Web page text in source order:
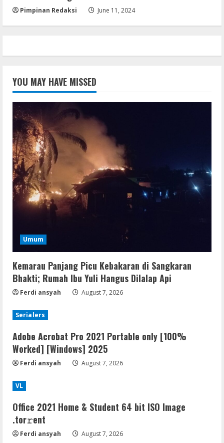
Pimpinan Redaksi June 11, 2024
YOU MAY HAVE MISSED
Umum
Kemarau Panjang Picu Kebakaran di Sangkaran
Bhakti; Rumah Ibu Yuli Hangus Dilalap Api
Ferdi ansyah August 7, 2026
Serialers
Adobe Acrobat Pro 2021 Portable only [100%
Worked] [Windows] 2025
Ferdi ansyah August 7, 2026
VL
Office 2021 Home & Student 64 bit ISO Image
.tоr𝚛еnt
Ferdi ansyah August 7, 2026